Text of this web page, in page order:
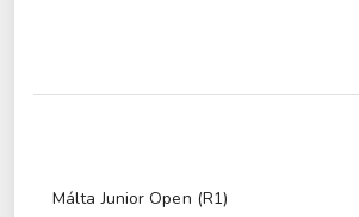
Málta Junior Open (R1)